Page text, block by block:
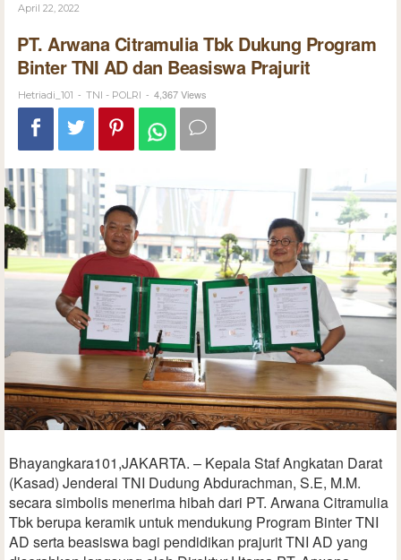
April 22, 2022
PT. Arwana Citramulia Tbk Dukung Program
Binter TNI AD dan Beasiswa Prajurit
Hetriadi_101 - TNI - POLRI - 4,367 Views
Bhayangkara101,JAKARTA. – Kepala Staf Angkatan Darat
(Kasad) Jenderal TNI Dudung Abdurachman, S.E, M.M.
secara simbolis menerima hibah dari PT. Arwana Citramulia
Tbk berupa keramik untuk mendukung Program Binter TNI
AD serta beasiswa bagi pendidikan prajurit TNI AD yang